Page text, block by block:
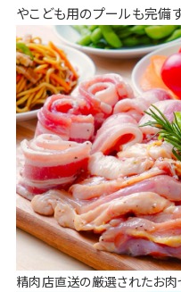
やこども用のプールも完備
精肉店直送の厳選されたお肉